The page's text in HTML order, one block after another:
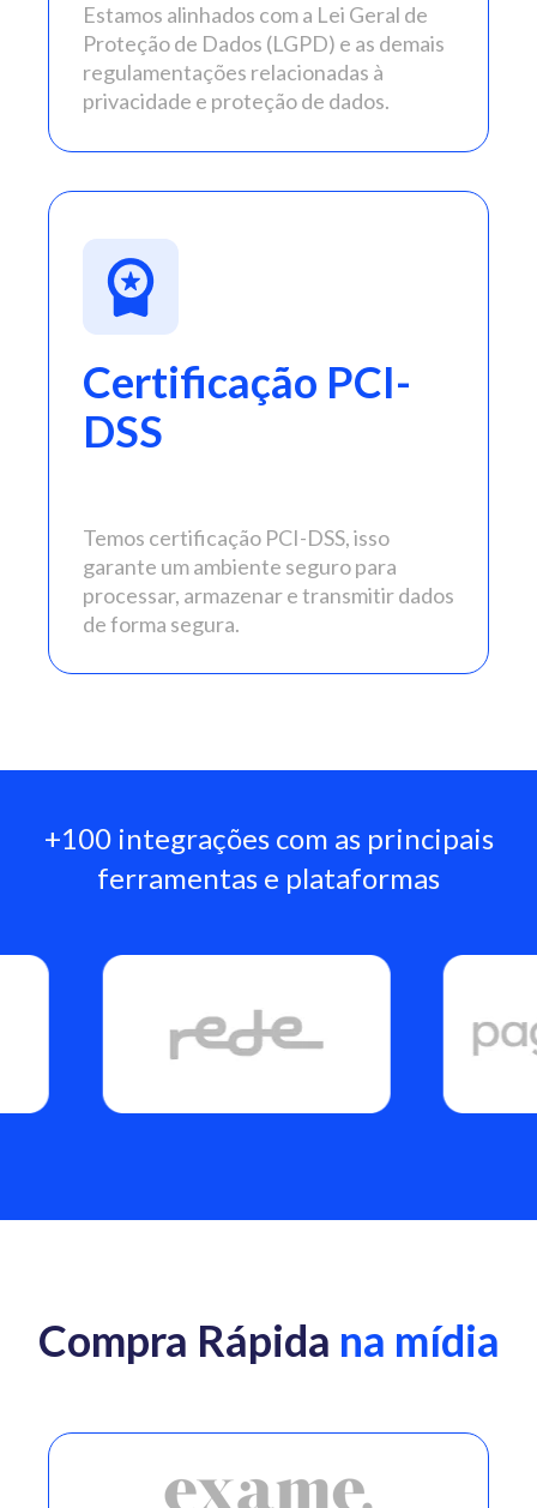
Estamos alinhados com a Lei Geral de
Proteção de Dados (LGPD) e as demais
regulamentações relacionadas à
privacidade e proteção de dados.
Certificação PCI-
DSS
Temos certificação PCI-DSS, isso
garante um ambiente seguro para
processar, armazenar e transmitir dados
de forma segura.
+100 integrações com as principais
ferramentas e plataformas
Compra Rápida na mídia